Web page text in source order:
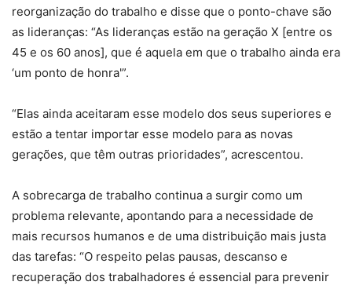
reorganização do trabalho e disse que o ponto-chave são
as lideranças: “As lideranças estão na geração X [entre os
45 e os 60 anos], que é aquela em que o trabalho ainda era
‘um ponto de honra'”.
“Elas ainda aceitaram esse modelo dos seus superiores e
estão a tentar importar esse modelo para as novas
gerações, que têm outras prioridades”, acrescentou.
A sobrecarga de trabalho continua a surgir como um
problema relevante, apontando para a necessidade de
mais recursos humanos e de uma distribuição mais justa
das tarefas: “O respeito pelas pausas, descanso e
recuperação dos trabalhadores é essencial para prevenir